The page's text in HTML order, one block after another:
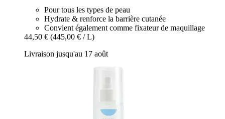
Pour tous les types de peau
Hydrate & renforce la barrière cutanée
Convient également comme fixateur de maquillage
44,50 € (445,00 € / L)
Livraison jusqu'au 17 août